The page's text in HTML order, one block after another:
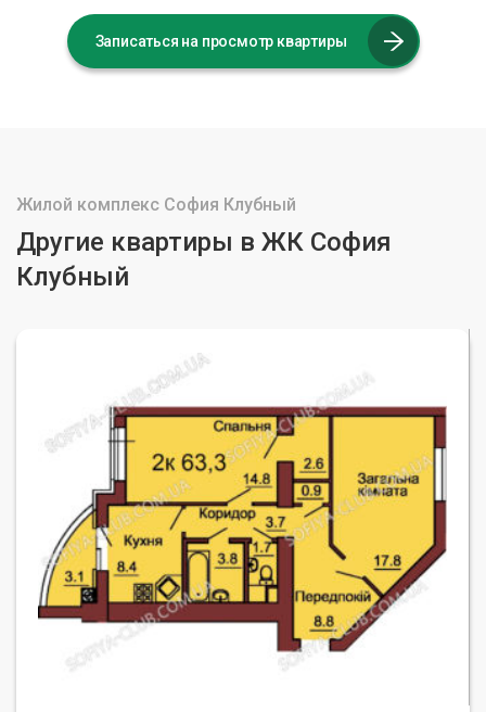
Записаться на просмотр квартиры
Жилой комплекс София Клубный
Другие квартиры в ЖК София
Клубный